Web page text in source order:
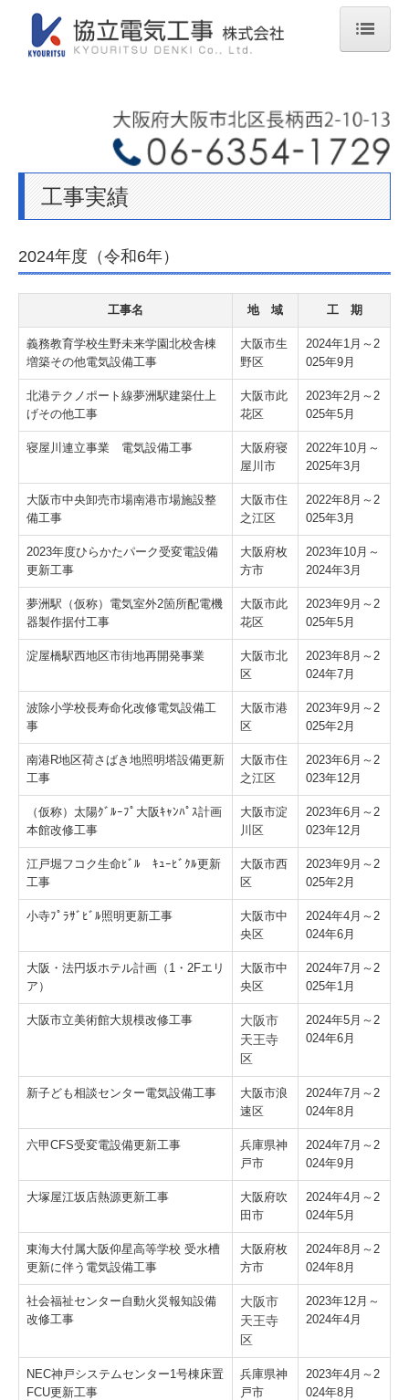
工事実績
先輩社員の声
お問合せ
個人情報保護方針
グループ各社
工事実績
2024年度（令和6年）
工事名 地 域 工 期
義務教育学校生野未来学園北校舎棟
増築その他電気設備工事
大阪市生
野区
2024年1月～2
025年9月
北港テクノポート線夢洲駅建築仕上
げその他工事
大阪市此
花区
2023年2月～2
025年5月
寝屋川連立事業 電気設備工事
大阪府寝
屋川市
2022年10月～
2025年3月
大阪市中央卸売市場南港市場施設整
備工事
大阪市住
之江区
2022年8月～2
025年3月
2023年度ひらかたパーク受変電設備
更新工事
大阪府枚
方市
2023年10月～
2024年3月
夢洲駅（仮称）電気室外2箇所配電機
器製作据付工事
大阪市此
花区
2023年9月～2
025年5月
淀屋橋駅西地区市街地再開発事業
大阪市北
区
2023年8月～2
024年7月
波除小学校長寿命化改修電気設備工
事
大阪市港
区
2023年9月～2
025年2月
南港R地区荷さばき地照明塔設備更新
工事
大阪市住
之江区
2023年6月～2
023年12月
（仮称）太陽ｸﾞﾙｰﾌﾟ大阪ｷｬﾝﾊﾟｽ計画
本館改修工事
大阪市淀
川区
2023年6月～2
023年12月
江戸堀フコク生命ﾋﾞﾙ ｷｭｰﾋﾞｸﾙ更新
工事
大阪市西
区
2023年9月～2
025年2月
小寺ﾌﾟﾗｻﾞﾋﾞﾙ照明更新工事
大阪市中
央区
2024年4月～2
024年6月
大阪・法円坂ホテル計画（1・2Fエリ
ア）
大阪市中
央区
2024年7月～2
025年1月
大阪市立美術館大規模改修工事
大阪市
天王寺
区
2024年5月～2
024年6月
新子ども相談センター電気設備工事
大阪市浪
速区
2024年7月～2
024年8月
六甲CFS受変電設備更新工事
兵庫県神
戸市
2024年7月～2
024年9月
大塚屋江坂店熱源更新工事
大阪府吹
田市
2024年4月～2
024年5月
東海大付属大阪仰星高等学校 受水槽
更新に伴う電気設備工事
大阪府枚
方市
2024年8月～2
024年8月
社会福祉センター自動火災報知設備
改修工事
大阪市
天王寺
区
2023年12月～
2024年4月
NEC神戸システムセンター1号棟床置
FCU更新工事
兵庫県神
戸市
2023年4月～2
024年8月